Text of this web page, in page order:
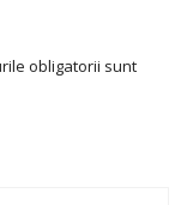
obligatorii sunt